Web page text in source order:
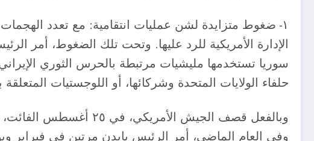
١- ضغوط متزايدة لشن عمليات انتقامية: مع تعدد
سوريا تستخدمها مليشيات مرتبطة بالحرس الثوري
حلفاء الولايات المتحدة وشركائها، أو اللوجستيات
وبالفعل قصف الجيش
وفي العام الماضي، أمر الرئيس بايدن مرتين في